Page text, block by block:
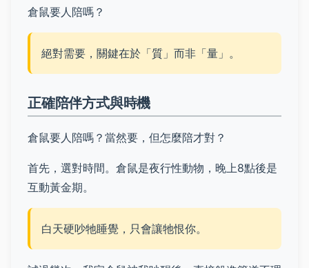
倉鼠要人陪嗎？
絕對需要，關鍵在於「質」而非「量」。
正確陪伴方式與時機
倉鼠要人陪嗎？當然要，但怎麼陪才對？
首先，選對時間。倉鼠是夜行性動物，晚上8點後是
互動黃金期。
白天硬吵牠睡覺，只會讓牠恨你。